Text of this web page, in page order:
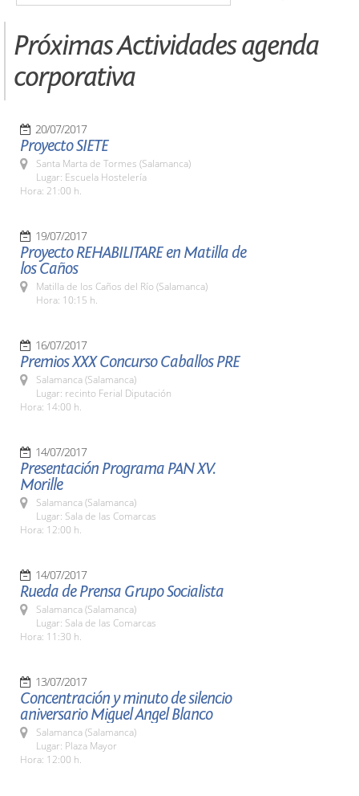
Próximas Actividades agenda
corporativa
20/07/2017
Proyecto SIETE
Santa Marta de Tormes (Salamanca)
Lugar: Escuela Hostelería
Hora: 21:00 h.
19/07/2017
Proyecto REHABILITARE en Matilla de
los Caños
Matilla de los Caños del Río (Salamanca)
Hora: 10:15 h.
16/07/2017
Premios XXX Concurso Caballos PRE
Salamanca (Salamanca)
Lugar: recinto Ferial Diputación
Hora: 14:00 h.
14/07/2017
Presentación Programa PAN XV.
Morille
Salamanca (Salamanca)
Lugar: Sala de las Comarcas
Hora: 12:00 h.
14/07/2017
Rueda de Prensa Grupo Socialista
Salamanca (Salamanca)
Lugar: Sala de las Comarcas
Hora: 11:30 h.
13/07/2017
Concentración y minuto de silencio
aniversario Miguel Angel Blanco
Salamanca (Salamanca)
Lugar: Plaza Mayor
Hora: 12:00 h.